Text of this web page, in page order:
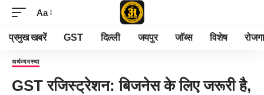
Aa
प्रमुख खबरें GST दिल्ली जयपुर जॉब्स विशेष
अर्थव्यवस्था
GST रजिस्ट्रेशन: बिजनेस के लिए जरूरी है,